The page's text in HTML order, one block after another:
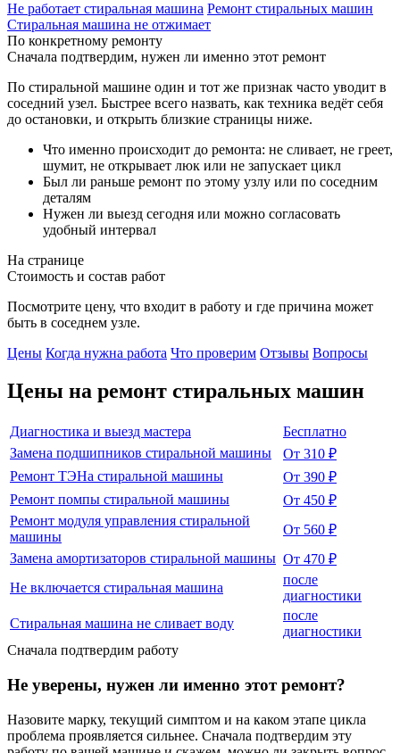
Не работает стиральная машина Ремонт стиральных машин
Стиральная машина не отжимает
По конкретному ремонту
Сначала подтвердим, нужен ли именно этот ремонт
По стиральной машине один и тот же признак часто уводит в
соседний узел. Быстрее всего назвать, как техника ведёт себя
до остановки, и открыть близкие страницы ниже.
Что именно происходит до ремонта: не сливает, не греет,
шумит, не открывает люк или не запускает цикл
Был ли раньше ремонт по этому узлу или по соседним
деталям
Нужен ли выезд сегодня или можно согласовать
удобный интервал
На странице
Стоимость и состав работ
Посмотрите цену, что входит в работу и где причина может
быть в соседнем узле.
Цены Когда нужна работа Что проверим Отзывы Вопросы
Цены на ремонт стиральных машин
Диагностика и выезд мастера
Бесплатно
Замена подшипников стиральной машины
От 310 ₽
Ремонт ТЭНа стиральной машины
От 390 ₽
Ремонт помпы стиральной машины
От 450 ₽
Ремонт модуля управления стиральной
машины
От 560 ₽
Замена амортизаторов стиральной машины От 470 ₽
Не включается стиральная машина
после
диагностики
Стиральная машина не сливает воду
после
диагностики
Сначала подтвердим работу
Не уверены, нужен ли именно этот ремонт?
Назовите марку, текущий симптом и на каком этапе цикла
проблема проявляется сильнее. Сначала подтвердим эту